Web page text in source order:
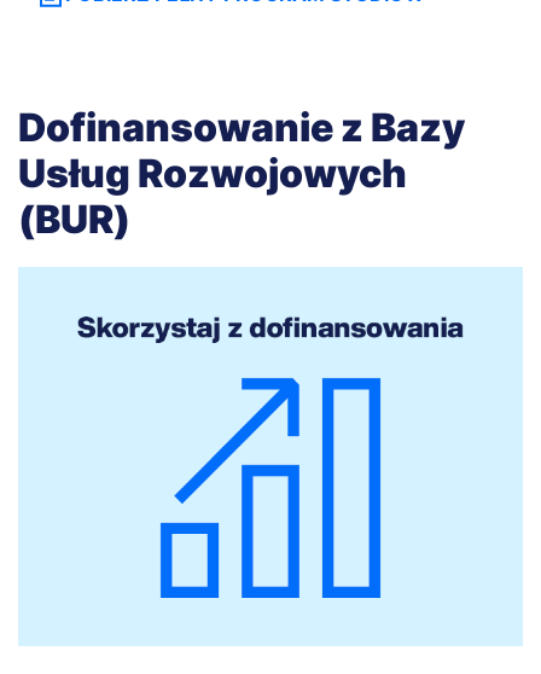
Dofinansowanie z Bazy
Usług Rozwojowych
(BUR)